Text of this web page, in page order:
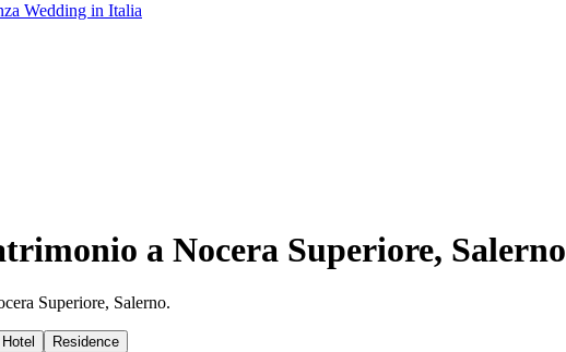
Wedding in Italia
a Nocera Superiore, Salerno
Superiore, Salerno.
Hotel Residence